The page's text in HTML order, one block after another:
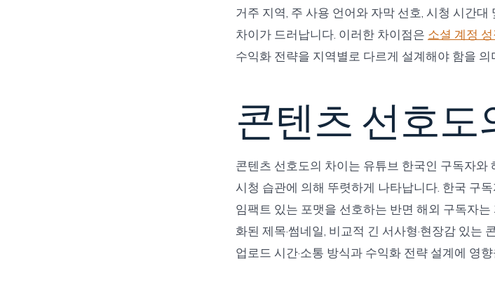
거주 지역, 주 사용 언어와 자막 선호, 시청 시간대
차이가 드러납니다. 이러한 차이점은 소셜 계정
수익화 전략을 지역별로 다르게 설계해야 함을 의
콘텐츠 선호도
콘텐츠 선호도의 차이는 유튜브 한국인 구독자와
시청 습관에 의해 뚜렷하게 나타납니다. 한국 구
임팩트 있는 포맷을 선호하는 반면 해외 구독자는
화된 제목·썸네일, 비교적 긴 서사형·현장감 있는
업로드 시간·소통 방식과 수익화 전략 설계에 영